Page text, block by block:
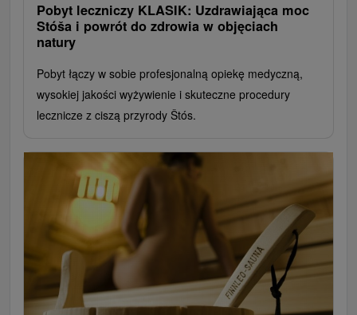
Pobyt leczniczy KLASIK: Uzdrawiająca moc
Stóša i powrót do zdrowia w objęciach
natury
Pobyt łączy w sobie profesjonalną opiekę medyczną,
wysokiej jakości wyżywienie i skuteczne procedury
lecznicze z ciszą przyrody Štós.